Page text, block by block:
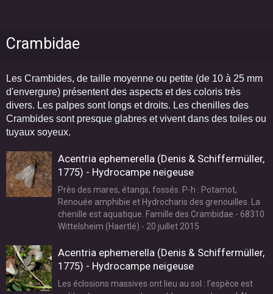
Crambidae
Les Crambides, de taille moyenne ou petite (de 10 à 25 mm
d'envergure) présentent des aspects et des coloris très
divers. Les palpes sont longs et droits. Les chenilles des
Crambides sont presque glabres et vivent dans des toiles ou
tuyaux soyeux.
Acentria ephemerella (Denis & Schiffermüller,
1775) - Hydrocampe neigeuse
Près des mares, étangs, fossés. P-h : Potamot,
Renouée amphibie et Hydrocharis des grenouilles. La
chenille est aquatique. Famille des Crambidae - 68310
Wittelsheim (Haertlé) - 20 juillet 2015
Acentria ephemerella (Denis & Schiffermüller,
1775) - Hydrocampe neigeuse
Les éclosions massives ont lieu au sol : l'espèce est